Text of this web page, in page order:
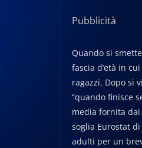
Pubblicità
Quando si
fascia d’età in
ragazzi. Dopo si
“quando finisce
media fornita dai
soglia Eurostat
adulti per un